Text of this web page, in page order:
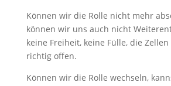
Können wir die Rolle nicht mehr
können wir uns auch nicht
keine Freiheit, keine Fülle, die
richtig offen.
Können wir die Rolle wechseln,